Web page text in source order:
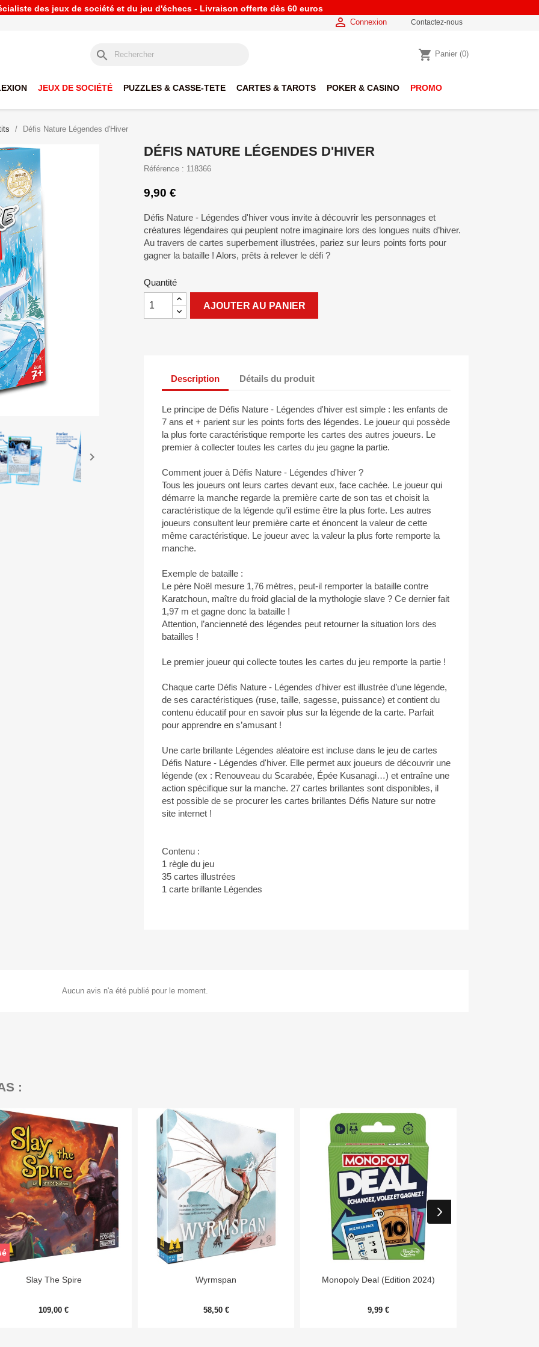
des jeux de société et du jeu d'échecs - Livraison offerte dès 60 euros
 Connexion Contactez-nous
search shopping_cart Panier (0)
JEUX DE SOCIÉTÉ PUZZLES & CASSE-TETE CARTES & TAROTS POKER & CASINO PROMO
Défis Nature Légendes d'Hiver

DÉFIS NATURE LÉGENDES D'HIVER
Référence : 118366
9,90 €
Défis Nature - Légendes d'hiver vous invite à découvrir les personnages et
créatures légendaires qui peuplent notre imaginaire lors des longues nuits d’hiver.
Au travers de cartes superbement illustrées, pariez sur leurs points forts pour
gagner la bataille ! Alors, prêts à relever le défi ?
Quantité
AJOUTER AU PANIER
Description Détails du produit
Le principe de Défis Nature - Légendes d'hiver est simple : les enfants de
7 ans et + parient sur les points forts des légendes. Le joueur qui possède
la plus forte caractéristique remporte les cartes des autres joueurs. Le
premier à collecter toutes les cartes du jeu gagne la partie.
Comment jouer à Défis Nature - Légendes d'hiver ?
Tous les joueurs ont leurs cartes devant eux, face cachée. Le joueur qui
démarre la manche regarde la première carte de son tas et choisit la
caractéristique de la légende qu’il estime être la plus forte. Les autres
joueurs consultent leur première carte et énoncent la valeur de cette
même caractéristique. Le joueur avec la valeur la plus forte remporte la
manche.
Exemple de bataille :
Le père Noël mesure 1,76 mètres, peut-il remporter la bataille contre
Karatchoun, maître du froid glacial de la mythologie slave ? Ce dernier fait
1,97 m et gagne donc la bataille !
Attention, l’ancienneté des légendes peut retourner la situation lors des
batailles !
Le premier joueur qui collecte toutes les cartes du jeu remporte la partie !
Chaque carte Défis Nature - Légendes d'hiver est illustrée d’une légende,
de ses caractéristiques (ruse, taille, sagesse, puissance) et contient du
contenu éducatif pour en savoir plus sur la légende de la carte. Parfait
pour apprendre en s’amusant !
Une carte brillante Légendes aléatoire est incluse dans le jeu de cartes
Défis Nature - Légendes d'hiver. Elle permet aux joueurs de découvrir une
légende (ex : Renouveau du Scarabée, Épée Kusanagi…) et entraîne une
action spécifique sur la manche. 27 cartes brillantes sont disponibles, il
est possible de se procurer les cartes brillantes Défis Nature sur notre
site internet !
Contenu :
1 règle du jeu
35 cartes illustrées
1 carte brillante Légendes
Aucun avis n'a été publié pour le moment.
:
Aperçu rapide
Slay The Spire
109,00 €
Aperçu rapide
Wyrmspan
58,50 €
Aperçu rapide
Monopoly Deal (Edition 2024)
9,99 €